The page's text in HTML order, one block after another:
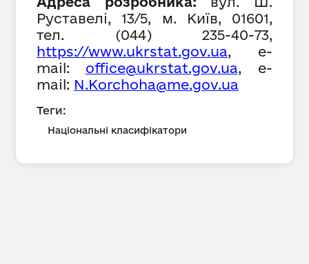
Руставелі, 13/5, м. Київ, 01601,
тел. (044) 235-40-73,
https://www.ukrstat.gov.ua, е-
mail:
office@ukrstat.gov.ua, е-
mail: N.Korchoha@me.gov.ua
Теги:
Національні класифікатори